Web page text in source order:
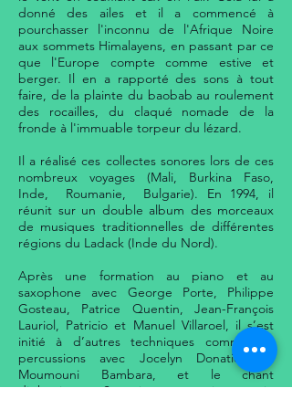
donné des ailes et il a commencé à
pourchasser l'inconnu de l'Afrique Noire
aux sommets Himalayens, en passant par ce
que l'Europe compte comme estive et
berger. Il en a rapporté des sons à tout
faire, de la plainte du baobab au roulement
des rocailles, du claqué nomade de la
fronde à l'immuable torpeur du lézard.
Il a réalisé ces collectes sonores lors de ces
nombreux voyages (Mali, Burkina Faso,
Inde, Roumanie, Bulgarie). En 1994, il
réunit sur un double album des morceaux
de musiques traditionnelles de différentes
régions du Ladack (Inde du Nord).
Après une formation au piano et au
saxophone avec George Porte, Philippe
Gosteau, Patrice Quentin, Jean-François
Lauriol, Patricio et Manuel Villaroel, il s’est
initié à d’autres techniques comme les
percussions avec Jocelyn Donatien et
Moumouni Bambara, et le chant
diphonique. Son instrumentarium varié